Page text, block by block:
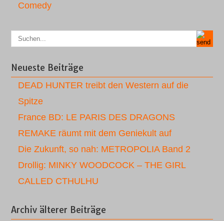
Comedy
Neueste Beiträge
DEAD HUNTER treibt den Western auf die
Spitze
France BD: LE PARIS DES DRAGONS
REMAKE räumt mit dem Geniekult auf
Die Zukunft, so nah: METROPOLIA Band 2
Drollig: MINKY WOODCOCK – THE GIRL
CALLED CTHULHU
Archiv älterer Beiträge